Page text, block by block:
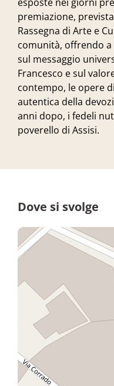
premiazione,
Rassegna di Arte e
comunità, offrendo
sul messaggio
Francesco e sul
contempo, le opere
autentica della
anni dopo, i fedeli
poverello di Assisi.
Dove si svolge